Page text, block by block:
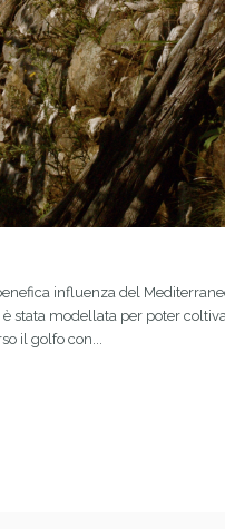
influenza del
è stata modellata per poter
il golfo con...